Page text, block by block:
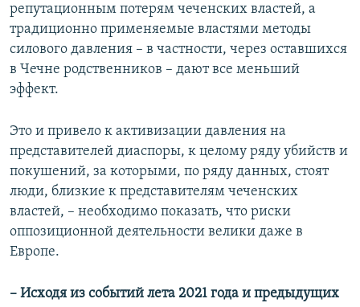
репутационным потерям чеченских властей, а
традиционно применяемые властями методы
силового давления – в частности, через оставшихся
в Чечне родственников – дают все меньший
эффект.
Это и привело к активизации давления на
представителей диаспоры, к целому ряду убийств и
покушений, за которыми, по ряду данных, стоят
люди, близкие к представителям чеченских
властей, – необходимо показать, что риски
оппозиционной деятельности велики даже в
Европе.
– Исходя из событий лета 2021 года и предыдущих